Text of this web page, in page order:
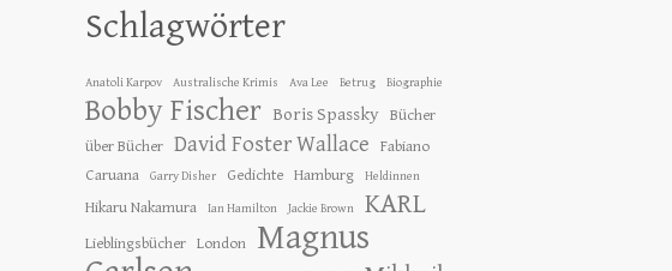
Schlagwörter
Anatoli Karpov Australische Krimis Ava Lee Betrug Biographie
Bobby Fischer Boris Spassky Bücher
über Bücher David Foster Wallace
Fabiano
Caruana
Garry Disher Gedichte Hamburg Heldinnen
Hikaru Nakamura Ian Hamilton Jackie Brown KARL
Lieblingsbücher London
Magnus